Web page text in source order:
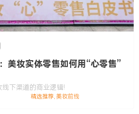
美妆实体零售如何用“心零售”
下渠道的商业逻辑!
精选推荐,美妆前线